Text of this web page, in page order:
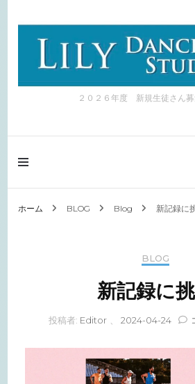
２０２６年度 新規生徒さん募
ホーム BLOG Blog 新記録に
BLOG
新記録に
投稿者: Editor 2024-04-24